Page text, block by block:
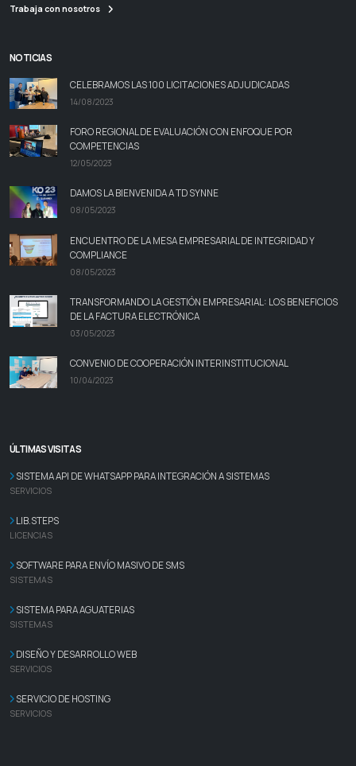
Trabaja con nosotros
NOTICIAS
CELEBRAMOS LAS 100 LICITACIONES ADJUDICADAS
14/08/2023
FORO REGIONAL DE EVALUACIÓN CON ENFOQUE POR
COMPETENCIAS
12/05/2023
DAMOS LA BIENVENIDA A TD SYNNE
08/05/2023
ENCUENTRO DE LA MESA EMPRESARIAL DE INTEGRIDAD Y
COMPLIANCE
08/05/2023
TRANSFORMANDO LA GESTIÓN EMPRESARIAL: LOS BENEFICIOS
DE LA FACTURA ELECTRÓNICA
03/05/2023
CONVENIO DE COOPERACIÓN INTERINSTITUCIONAL
10/04/2023
ÚLTIMAS VISITAS
SISTEMA API DE WHATSAPP PARA INTEGRACIÓN A SISTEMAS
SERVICIOS
LIB.STEPS
LICENCIAS
SOFTWARE PARA ENVÍO MASIVO DE SMS
SISTEMAS
SISTEMA PARA AGUATERIAS
SISTEMAS
DISEÑO Y DESARROLLO WEB
SERVICIOS
SERVICIO DE HOSTING
SERVICIOS